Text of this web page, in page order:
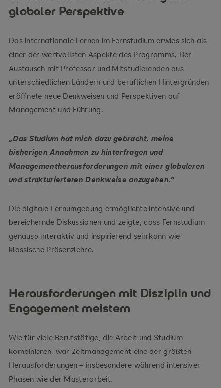
globaler Perspektive
Das internationale Lernen im Fernstudium erwies sich als
einer der wertvollsten Aspekte des Programms. Der
Austausch mit Professor und Mitstudierenden aus
unterschiedlichen Ländern und beruflichen Hintergründen
eröffnete neue Denkweisen und Perspektiven auf
Management und Führung.
„Das Studium hat mich dazu gebracht, meine
bisherigen Annahmen zu hinterfragen und
Managementherausforderungen mit einer globaleren
und strukturierteren Denkweise anzugehen.“
Die digitale Lernumgebung ermöglichte intensive und
bereichernde Diskussionen und zeigte, dass Fernstudium
genauso interaktiv und inspirierend sein kann wie
klassische Präsenzlehre.
Herausforderungen mit Disziplin und
Engagement meistern
Wie für viele Berufstätige, die Arbeit und Studium
kombinieren, war Zeitmanagement eine der größten
Herausforderungen – insbesondere während intensiver
Phasen wie der Masterarbeit.